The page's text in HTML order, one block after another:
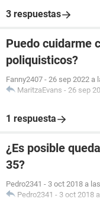
3 respuestas
Puedo cuidarme
poliquisticos?
Fanny2407 - 26 sep 2022 a
MaritzaEvans - 26 sep
1 respuesta
¿Es posible
35?
Pedro2341 - 3 oct 2018 a
Pedro2341 - 3 oct 2018